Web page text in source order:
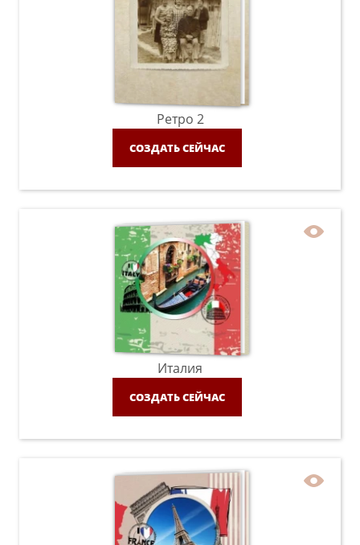
Ретро 2
СОЗДАТЬ СЕЙЧАС
Италия
СОЗДАТЬ СЕЙЧАС